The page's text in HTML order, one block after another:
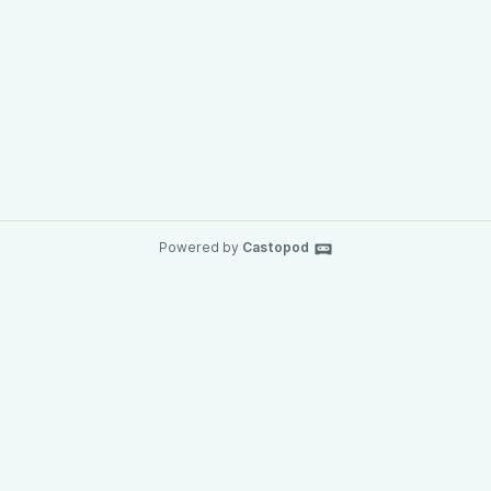
Powered by Castopod